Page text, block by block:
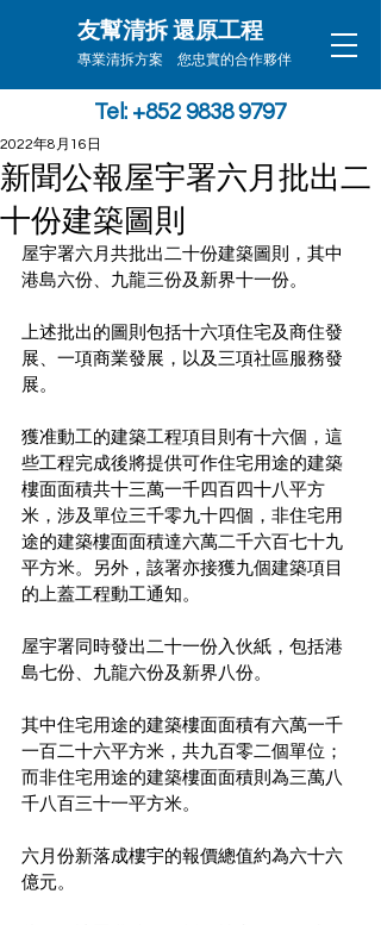
友幫清拆 還原工程
專業清拆方案 您忠實的合作夥伴
Tel: +852 9838 9797
新聞公報屋宇署六月批出二
十份建築圖則
2022年8月16日
屋宇署六月共批出二十份建築圖則，其中
港島六份、九龍三份及新界十一份。
上述批出的圖則包括十六項住宅及商住發
展、一項商業發展，以及三項社區服務發
展。
獲准動工的建築工程項目則有十六個，這
些工程完成後將提供可作住宅用途的建築
樓面面積共十三萬一千四百四十八平方
米，涉及單位三千零九十四個，非住宅用
途的建築樓面面積達六萬二千六百七十九
平方米。另外，該署亦接獲九個建築項目
的上蓋工程動工通知。
屋宇署同時發出二十一份入伙紙，包括港
島七份、九龍六份及新界八份。
其中住宅用途的建築樓面面積有六萬一千
一百二十六平方米，共九百零二個單位；
而非住宅用途的建築樓面面積則為三萬八
千八百三十一平方米。
六月份新落成樓宇的報價總值約為六十六
億元。